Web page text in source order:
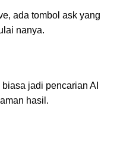
ada tombol ask yang
nanya.
jadi pencarian AI
hasil.